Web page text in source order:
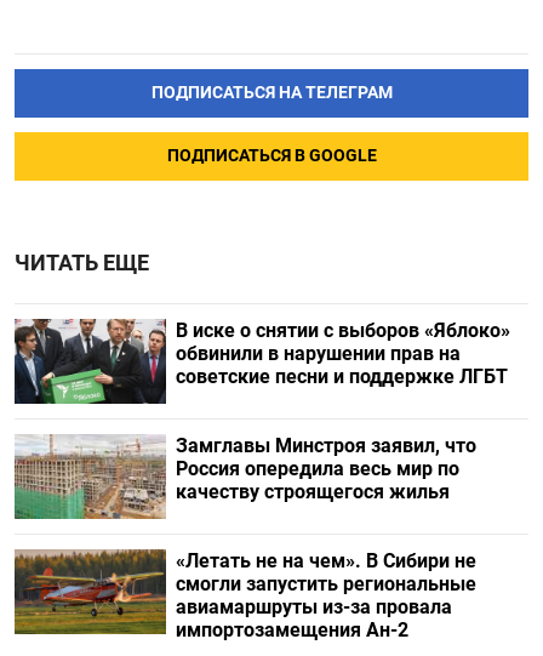
ПОДПИСАТЬСЯ НА ТЕЛЕГРАМ
ПОДПИСАТЬСЯ В GOOGLE
ЧИТАТЬ ЕЩЕ
В иске о снятии с выборов «Яблоко»
обвинили в нарушении прав на
советские песни и поддержке ЛГБТ
Замглавы Минстроя заявил, что
Россия опередила весь мир по
качеству строящегося жилья
«Летать не на чем». В Сибири не
смогли запустить региональные
авиамаршруты из-за провала
импортозамещения Ан-2